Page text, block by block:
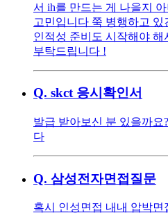
서 ih를 만드는 게 나을지
고민입니다 쭉 병행하고 있
인적성 준비도 시작해야 해
부탁드립니다 !
Q. skct 응시확인서
발급 받아보신 분 있을까요
다
Q. 삼성전자면접질문
혹시 인성면접 내내 압박